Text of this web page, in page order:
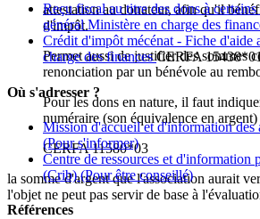
attestation au donateur, afin qu'il
d'impôt.
Permet aussi de justifier des sommes
renonciation par un bénévole au
Pour les dons en nature, il faut
numéraire (son équivalence en argent)
CERFA 11580*03
la somme d'argent que l'association aurait
l'objet ne peut pas servir de base à
Reçu fiscal au titre des dons à
général Ministère en charge des
Crédit d'impôt mécénat - Fiche d'aide
charge des financesCERFA
Où s'adresser ?
Mission d'accueil et d'information des
(Pour s'informer)
Centre de ressources et d'information
(Crib)(Pour être conseillé)
Références